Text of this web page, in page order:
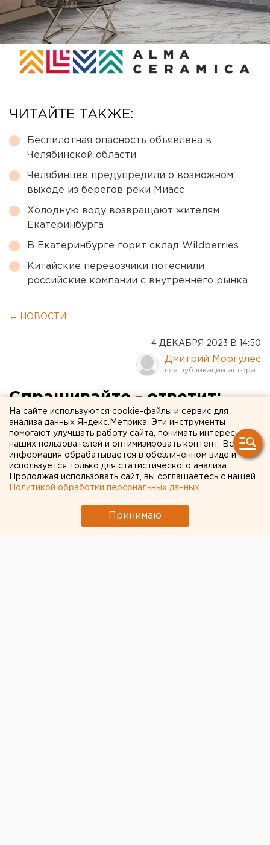
ЧИТАЙТЕ ТАКЖЕ:
Беспилотная опасность объявлена в
Челябинской области
Челябинцев предупредили о возможном
выходе из берегов реки Миасс
Холодную воду возвращают жителям
Екатеринбурга
В Екатеринбурге горит склад Wildberries
Китайские перевозчики потеснили
российские компании с внутреннего рынка
← НОВОСТИ
4 ДЕКАБРЯ 2023 В 14:50
Дмитрий Моргулес
Спрашивайте - ответит:
чего челябинцы ждут от
прямой линии губернатора.
Мнение Дмитрия Моргулеса
На сайте используются cookie-файлы и сервис для
анализа данных Яндекс.Метрика. Эти инструменты
помогают улучшать работу сайта, понимать интересы
наших пользователей и оптимизировать контент. Вся
информация обрабатывается в обезличенном виде и
используется только для статистического анализа.
Продолжая использовать сайт, вы соглашаетесь с нашей
Политикой обработки персональных данных
Принимаю